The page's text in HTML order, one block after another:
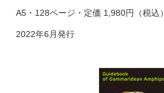
A5・128ページ・定価 1,980円（税込）
2022年6月発行